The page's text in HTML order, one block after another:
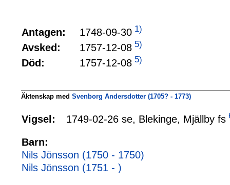
Antagen: 1748-09-30 1)
Avsked: 1757-12-08 5)
Död: 1757-12-08 5)
Äktenskap med Svenborg Andersdotter (1705? - 1773)
Vigsel: 1749-02-26 se, Blekinge, Mjällby fs
Barn:
Nils Jönsson (1750 - 1750)
Nils Jönsson (1751 - )